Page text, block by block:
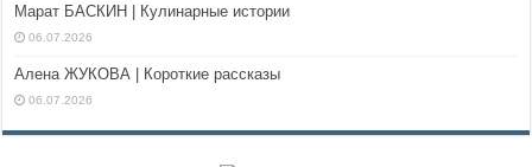
Марат БАСКИН | Кулинарные истории
06.07.2026
Алена ЖУКОВА | Короткие рассказы
06.07.2026